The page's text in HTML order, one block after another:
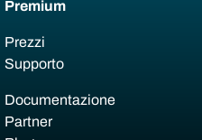
Premium
Prezzi
Supporto
Documentazione
Partner